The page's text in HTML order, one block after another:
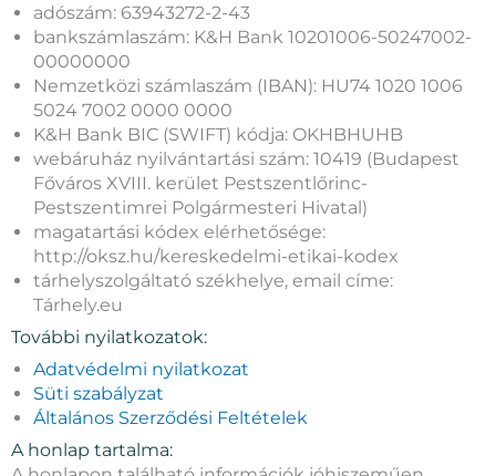
adószám: 63943272-2-43
bankszámlaszám: K&H Bank 10201006-50247002-
00000000
Nemzetközi számlaszám (IBAN): HU74 1020 1006
5024 7002 0000 0000
K&H Bank BIC (SWIFT) kódja: OKHBHUHB
webáruház nyilvántartási szám: 10419 (Budapest
Főváros XVIII. kerület Pestszentlőrinc-
Pestszentimrei Polgármesteri Hivatal)
magatartási kódex elérhetősége:
http://oksz.hu/kereskedelmi-etikai-kodex
tárhelyszolgáltató székhelye, email címe:
Tárhely.eu
További nyilatkozatok:
Adatvédelmi nyilatkozat
Süti szabályzat
Általános Szerződési Feltételek
A honlap tartalma: